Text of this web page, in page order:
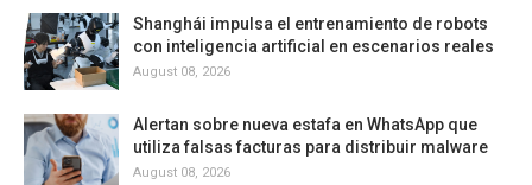
Shanghái impulsa el entrenamiento de robots
con inteligencia artificial en escenarios reales
August 08, 2026
Alertan sobre nueva estafa en WhatsApp que
utiliza falsas facturas para distribuir malware
August 08, 2026